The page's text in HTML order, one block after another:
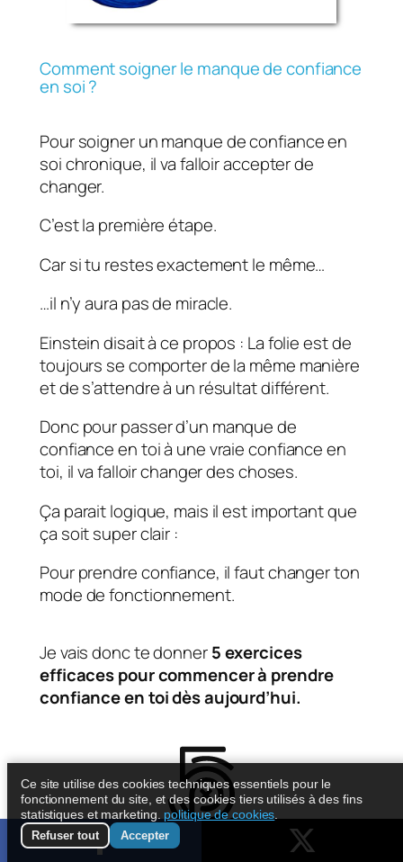
Comment soigner le manque de confiance
en soi ?
Pour soigner un manque de confiance en
soi chronique, il va falloir accepter de
changer.
C’est la première étape.
Car si tu restes exactement le même…
…il n’y aura pas de miracle.
Einstein disait à ce propos : La folie est de
toujours se comporter de la même manière
et de s’attendre à un résultat différent.
Donc pour passer d’un manque de
confiance en toi à une vraie confiance en
toi, il va falloir changer des choses.
Ça parait logique, mais il est important que
ça soit super clair :
Pour prendre confiance, il faut changer ton
mode de fonctionnement.
Je vais donc te donner5 exercices
efficaces pour commencer à prendre
confiance en toi dès aujourd’hui.
Ce site utilise des cookies techniques essentiels pour le
fonctionnement du site, et des cookies tiers utilisés à des fins
statistiques et marketing. politique de cookies
Refuser tout Accepter